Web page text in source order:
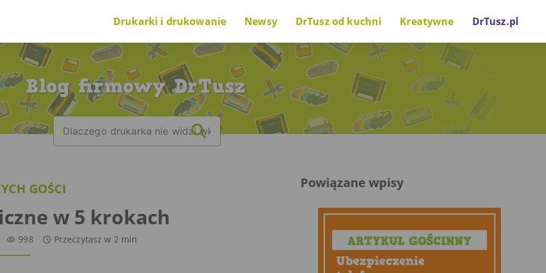
Drukarki i drukowanie
Poradnik na start
O drukarkach i drukowaniu
O tuszach i tonerach
Newsy
Nowinki drukarkowe
Ciekawostki technologiczne
DrTusz od kuchni
Za kulisami
Projekty i inicjatywy
Głos naszych gości
Kreatywne
Zrób to sam
Gry i zabawy
DrTusz.pl
Search
for:
|
GOŚCI
w 5 krokach
998 Przeczytasz w 2 min
Powiązane wpisy